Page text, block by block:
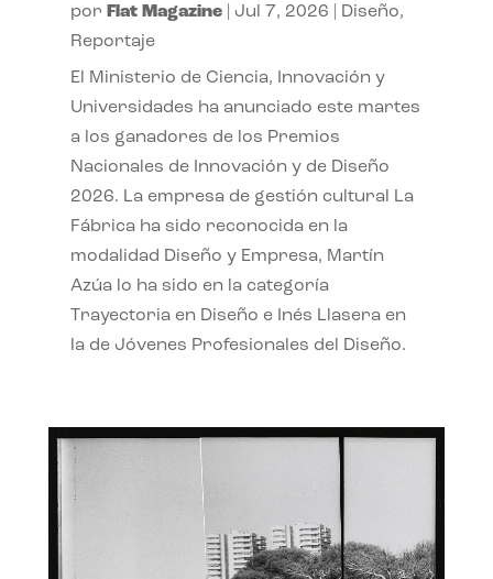
por Flat Magazine| Jul 7, 2026 Diseño,
Reportaje
El Ministerio de Ciencia, Innovación y
Universidades ha anunciado este martes
a los ganadores de los Premios
Nacionales de Innovación y de Diseño
2026. La empresa de gestión cultural La
Fábrica ha sido reconocida en la
modalidad Diseño y Empresa, Martín
Azúa lo ha sido en la categoría
Trayectoria en Diseño e Inés Llasera en
la de Jóvenes Profesionales del Diseño.